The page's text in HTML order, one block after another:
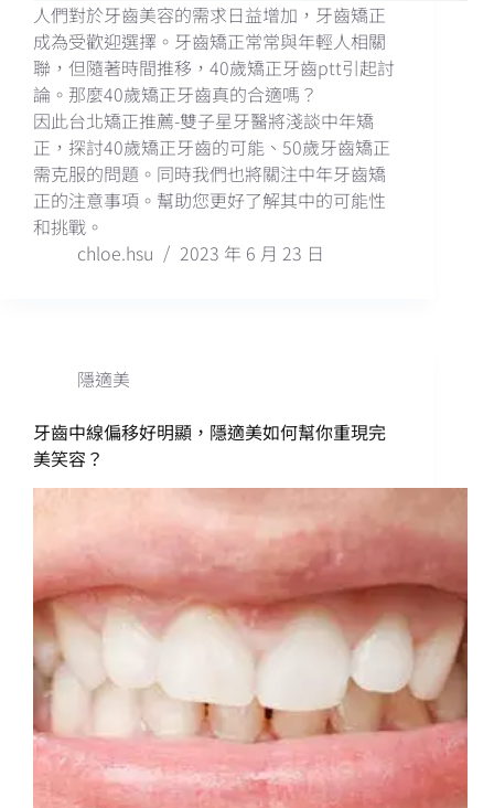
人們對於牙齒美容的需求日益增加，牙齒矯正
成為受歡迎選擇。牙齒矯正常常與年輕人相關
聯，但隨著時間推移，40歲矯正牙齒ptt引起討
論。那麼40歲矯正牙齒真的合適嗎？
因此台北矯正推薦-雙子星牙醫將淺談中年矯
正，探討40歲矯正牙齒的可能、50歲牙齒矯正
需克服的問題。同時我們也將關注中年牙齒矯
正的注意事項。幫助您更好了解其中的可能性
和挑戰。
chloe.hsu
2023 年 6 月 23 日
隱適美
牙齒中線偏移好明顯，隱適美如何幫你重現完
美笑容？